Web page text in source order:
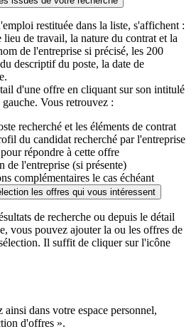
restituée dans la liste, s'affichent :
de travail, la nature du contrat et la
de l'entreprise si précisé, les 200
descriptif du poste, la date de
d'une offre en cliquant sur son intitulé
Vous retrouvez :
recherché et les éléments de contrat
du candidat recherché par l'entreprise
répondre à cette offre
de l'entreprise (si présente)
complémentaires le cas échéant
les offres qui vous intéressent
de recherche ou depuis le détail
vous pouvez ajouter la ou les offres de
Il suffit de cliquer sur l'icône
ainsi dans votre espace personnel,
d'offres ».